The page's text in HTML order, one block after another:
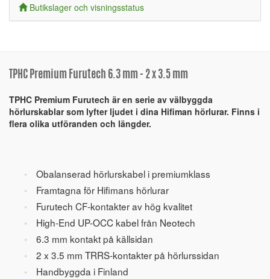
Butikslager och visningsstatus
TPHC Premium Furutech 6.3 mm - 2 x 3.5 mm
TPHC Premium Furutech är en serie av välbyggda
hörlurskablar som lyfter ljudet i dina Hifiman hörlurar. Finns i
flera olika utföranden och längder.
Obalanserad hörlurskabel i premiumklass
Framtagna för Hifimans hörlurar
Furutech CF-kontakter av hög kvalitet
High-End UP-OCC kabel från Neotech
6.3 mm kontakt på källsidan
2 x 3.5 mm TRRS-kontakter på hörlurssidan
Handbyggda i Finland